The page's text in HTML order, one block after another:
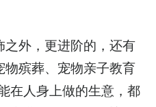
外，更进阶的，还有
殡葬、宠物亲子教育
在人身上做的生意，都